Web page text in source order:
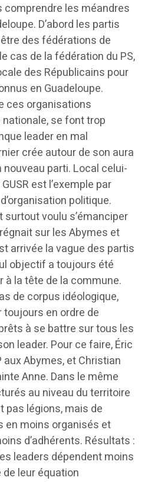
comprendre les méandres
D’abord les partis
des fédérations de
cas de la fédération du PS,
des Républicains pour
en Guadeloupe.
ces organisations
nationale, se font trop
leader en mal
crée autour de son aura
parti. Local celui-
est l’exemple par
politique.
surtout voulu s’émanciper
sur les Abymes et
arrivée la vague des partis
objectif a toujours été
à la tête de la commune.
de corpus idéologique,
toujours en ordre de
à se battre sur tous les
leader. Pour ce faire, Éric
aux Abymes, et Christian
Anne. Dans le même
au niveau du territoire
pas légions, mais de
en moins organisés et
d’adhérents. Résultats :
leaders dépendent moins
de leur équation